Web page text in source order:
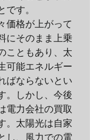
す。
価格が上がって
にそのまま上乗
こともあり、太
可能エネルギー
ばならないとい
。しかし、今後
電力会社の買取
。太陽光は自家
し、風力での電